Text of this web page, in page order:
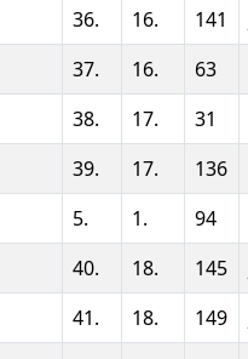
36. 16. 141
37. 16. 63
38. 17. 31
39. 17. 136
5. 1. 94
40. 18. 145
41. 18. 149